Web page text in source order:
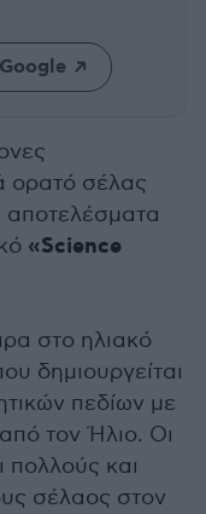
ορατό σέλας
αποτελέσματα
«Science
στο ηλιακό
δημιουργείται
πεδίων με
τον Ήλιο. Οι
πολλούς και
σέλαος στον